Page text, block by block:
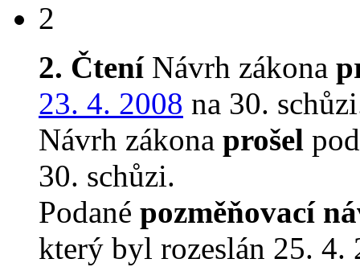
2
2. ČteníNávrh zákona
23. 4. 2008 na 30.
Návrh zákona prošel
30. schůzi.
Podané pozměňovací
který byl rozeslán 25. 4.